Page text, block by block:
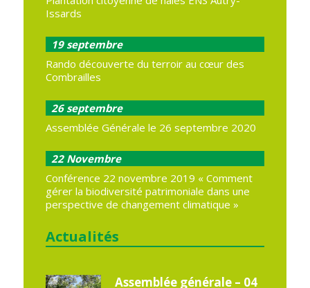
Issards
19 septembre
Rando découverte du terroir au cœur des
Combrailles
26 septembre
Assemblée Générale le 26 septembre 2020
22 Novembre
Conférence 22 novembre 2019 « Comment
gérer la biodiversité patrimoniale dans une
perspective de changement climatique »
Actualités
Assemblée générale – 04